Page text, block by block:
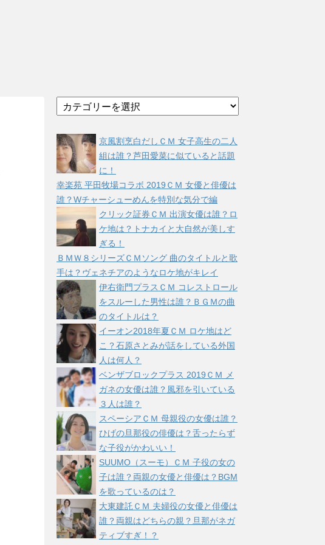
テ
リ
ー
京風割烹白だしＣＭ 女子高生の二人
組は誰？芦田愛菜に似ていると話題
に！
幸楽苑 平田牧場コラボ 2019ＣＭ 女優と俳優は
誰？Wチャーシューめんを特別な気分で編
クリック証券ＣＭ 出演女優は誰？ロ
ケ地は？トナカイと大自然が美しす
ぎる！
ＢＭＷ８シリーズＣＭソング 曲のタイトルと歌
手は？ヴェネチアのようなロケ地がキレイ
伊右衛門プラスＣＭ コレストロール
をスルーした男性は誰？ＢＧＭの曲
のタイトルは？
イーオン2018年夏ＣＭ ロケ地はど
こ？石原さとみが話をしている外国
人は何人？
ベンザブロックプラス 2019ＣＭ メ
ガネの女優は誰？風邪を引いている
３人は誰？
スペーシアＣＭ 母親役の女優は誰？
ひげの旦那役の俳優は？舌ったらず
な子役がかわいい！
SUUMO（スーモ）ＣＭ 子役の女の
子は誰？両親の女優と俳優は？BGM
を歌っているのは？
大東建託ＣＭ 夫婦役の女優と俳優は
誰？両親はどちらの親？旦那がネガ
ティブすぎ！？